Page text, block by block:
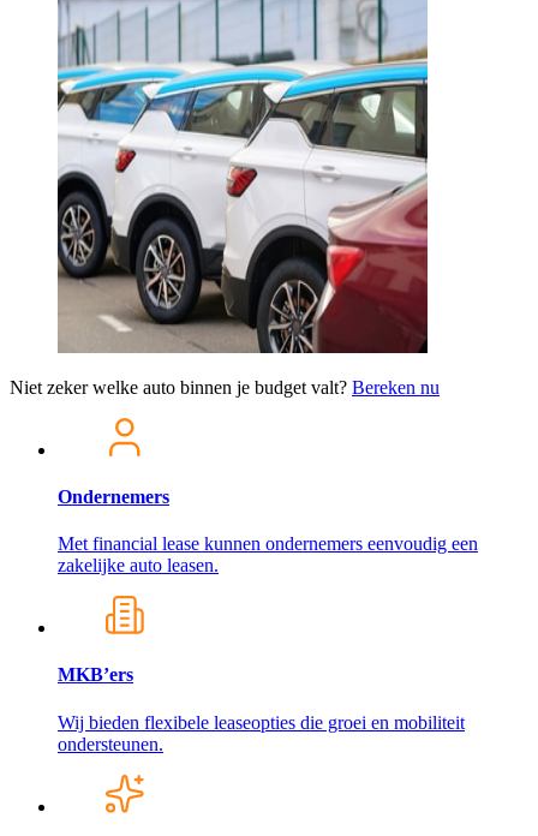
Niet zeker welke auto binnen je budget valt? Bereken nu
Ondernemers
Met financial lease kunnen ondernemers eenvoudig een
zakelijke auto leasen.
MKB’ers
Wij bieden flexibele leaseopties die groei en mobiliteit
ondersteunen.